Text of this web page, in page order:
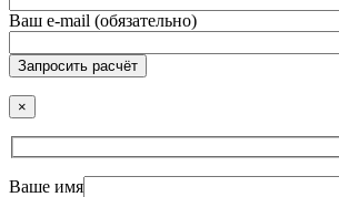
Ваш e-mail (обязательно)
Запросить расчёт
×
Ваше имя